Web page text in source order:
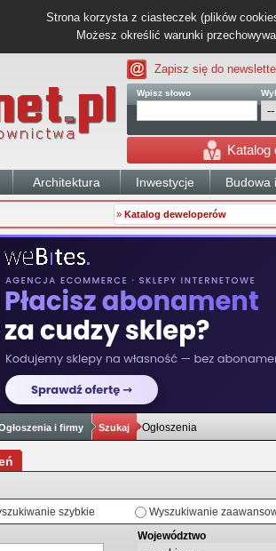
Strona korzysta z ciasteczek (plików
Możesz określić warunki
Zapisz się do
Wpisz słowo
Katalog
Architektura Inwestycje Budowa
» Katalog deweloperów
i firmy Szukaj Ogłoszenia
szybkie
Wyszukiwanie
Województwo